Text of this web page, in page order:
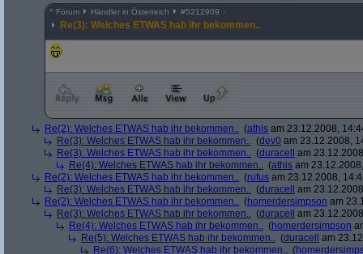
^ Forum Händler in Österreich #5212909
Re(3): Welches ETWAS hab ihr bekommen..
Re(2): Welches ETWAS hab ihr bekommen.. (athis am 23.12.2008,
Re(3): Welches ETWAS hab ihr bekommen.. (dev0 am 23.12.2008,
Re(3): Welches ETWAS hab ihr bekommen.. (duracell
am
Re(4): Welches ETWAS hab ihr bekommen.. (athis am
Re(2): Welches ETWAS hab ihr bekommen.. (rufus am 23.12.2008,
Re(3): Welches ETWAS hab ihr bekommen.. (duracell
am
Re(2): Welches ETWAS hab ihr bekommen.. (homerdersimpson am
Re(3): Welches ETWAS hab ihr bekommen.. (duracell
am
Re(4): Welches ETWAS hab ihr bekommen.. (homerdersimpson
Re(5): Welches ETWAS hab ihr bekommen.. (duracell
am
Re(6): Welches ETWAS hab ihr bekommen.. (